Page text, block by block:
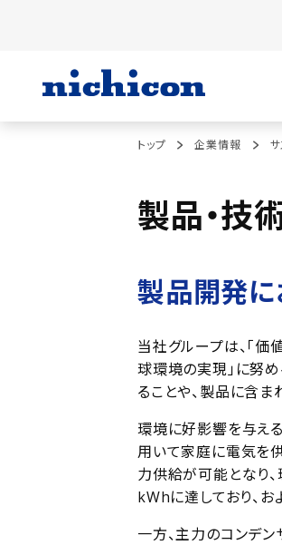
トップ 企業情報
製品・技
製品開発
当社グループは、「価
球環境の実現」に努
ることや、製品に含
環境に好影響を与え
用いて家庭に電気を
力供給が可能となり
kWhに達しており、お
一方、主力のコンデ